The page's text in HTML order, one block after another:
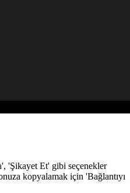
'Şikayet Et' gibi seçenekler
kopyalamak için 'Bağlantıyı